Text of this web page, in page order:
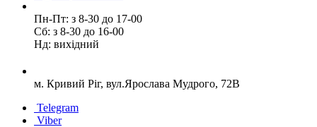
Пн-Пт: з 8-30 до 17-00
Сб: з 8-30 до 16-00
Нд: вихідний
м. Кривий Ріг, вул.Ярослава Мудрого, 72В
Telegram
Viber